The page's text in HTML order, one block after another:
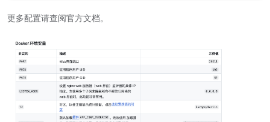
更多配置请查阅官方文档。